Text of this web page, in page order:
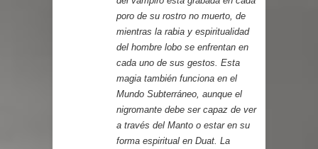
poro de su rostro no muerto, de
mientras la rabia y espiritualidad
del hombre lobo se enfrentan en
cada uno de sus gestos. Esta
magia también funciona en el
Mundo Subterráneo, aunque el
nigromante debe ser capaz de ver
a través del Manto o estar en su
forma espiritual en Duat. La